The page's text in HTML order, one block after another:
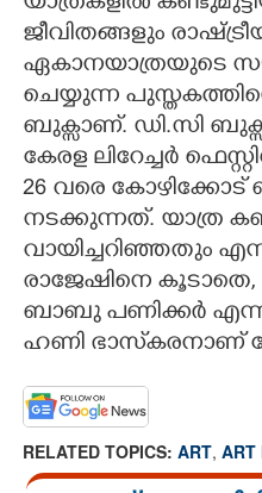
ജീവിതങ്ങളും
ഏകാനയാത്രയുടെ
ചെയ്യുന്ന
ബുക്സാണ്. ഡി.സി ബുക്സ്
കേരള ലിറേച്ചർ
26 വരെ കോഴിക്കോട്
നടക്കുന്നത്. യാത്ര
വായിച്ചറിഞ്ഞതും
രാജേഷിനെ
ബാബു പണിക്കർ
ഹണി ഭാസ്‌കരനാണ്
RELATED TOPICS: ART, ART